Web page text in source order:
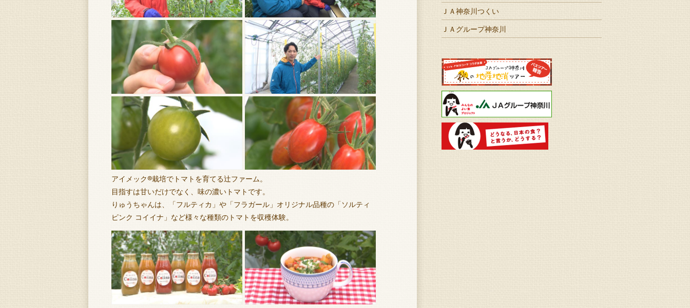
アイメック®栽培でトマトを育てる辻ファーム。
目指すは甘いだけでなく、味の濃いトマトです。
りゅうちゃんは、「フルティカ」や「フラガール」オリジナル品種の「ソルティ
ピンク コイイナ」など様々な種類のトマトを収穫体験。
ＪＡ神奈川つくい
ＪＡグループ神奈川